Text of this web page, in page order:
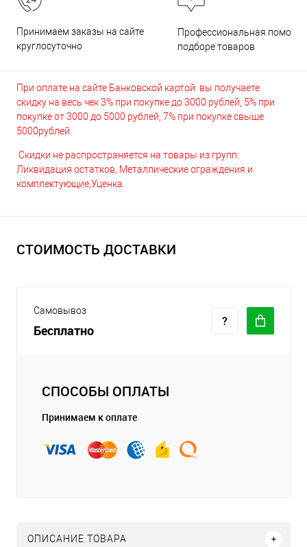
Принимаем заказы на сайте
круглосуточно
Профессиональная помощь
подборе товаров
При оплате на сайте Банковской картой вы получаете
скидку на весь чек 3% при покупке до 3000 рублей, 5% при
покупке от 3000 до 5000 рублей, 7% при покупке свыше
5000рублей.
Скидки не распространяется на товары из групп:
Ликвидация остатков, Металлические ограждения и
комплектующие,Уценка.
СТОИМОСТЬ ДОСТАВКИ
Самовывоз
Бесплатно
СПОСОБЫ ОПЛАТЫ
Принимаем к оплате
ОПИСАНИЕ ТОВАРА